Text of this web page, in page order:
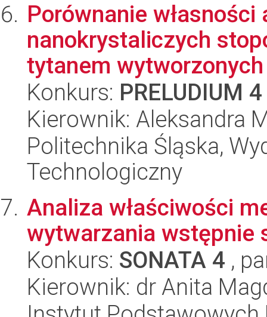
Porównanie
nanokrystaliczych
tytanem
Konkurs: PRELUDIUM 4
Kierownik: Aleksandra
Politechnika Śląska,
Technologiczny
Analiza właściwości
wytwarzania wstępnie
Konkurs: SONATA 4 ,
Kierownik: dr Anita